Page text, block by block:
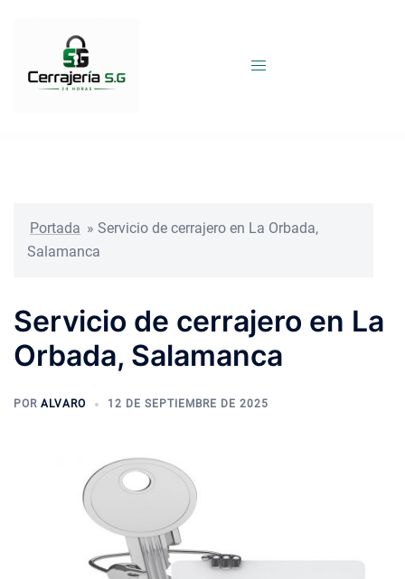
Portada » Servicio de cerrajero en La Orbada,
Salamanca
Servicio de cerrajero en La
Orbada, Salamanca
POR ALVARO 12 DE SEPTIEMBRE DE 2025